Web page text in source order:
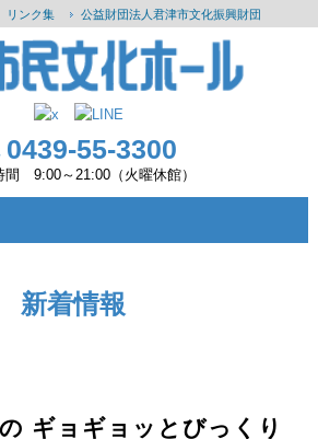
リンク集 公益財団法人君津市文化振興財団
0439-55-3300
間 9:00～21:00（火曜休館）
新着情報
ギョギョッとびっくり